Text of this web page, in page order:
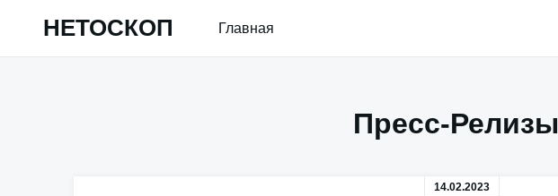
НЕТОСКОП Главная
Пресс-Релизы
14.02.2023